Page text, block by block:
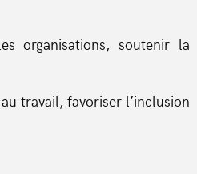
organisations, soutenir la
travail, favoriser l’inclusion